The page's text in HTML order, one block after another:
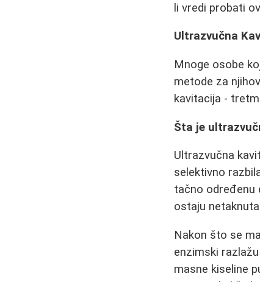
li vredi probati
Ultrazvučna
Mnoge osobe
metode za
kavitacija -
Šta je
Ultrazvučna
selektivno
tačno određenu
ostaju
Nakon što se
enzimski
masne kiseline